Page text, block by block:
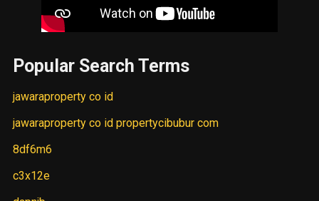
Popular Search Terms
jawaraproperty co id
jawaraproperty co id propertycibubur com
8df6m6
c3x12e